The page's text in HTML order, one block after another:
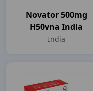
Novator 500mg
H50vna India
India